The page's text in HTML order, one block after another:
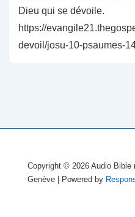
Dieu qui se dévoile.
https://
devoil/josu-10-psaumes-
Copyright © 2026 Audio Bible
Genève
| Powered by